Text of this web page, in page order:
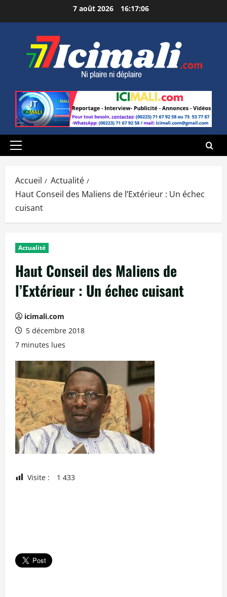
au
7 août 2026 16:17:07
Menu
Accueil
Actualité
Haut Conseil des Maliens de l’Extérieur : Un échec
cuisant
Actualité
Haut Conseil des Maliens de
l’Extérieur : Un échec cuisant
icimali.com
5 décembre 2018
7 minutes lues
Visite : 1 433